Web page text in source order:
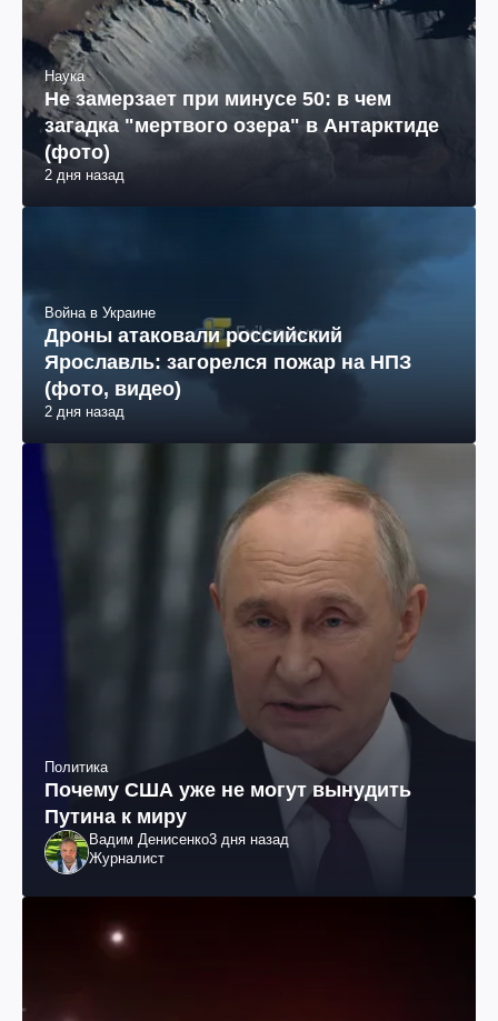
Наука
Не замерзает при минусе 50: в чем
загадка "мертвого озера" в Антарктиде
(фото)
2 дня назад
Война в Украине
Дроны атаковали российский
Ярославль: загорелся пожар на НПЗ
(фото, видео)
2 дня назад
Политика
Почему США уже не могут вынудить
Путина к миру
Вадим Денисенко3 дня назад
Журналист